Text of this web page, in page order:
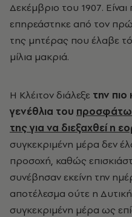
Δεκέμβριο του 1907. Είναι
επηρεάστηκε από τον
της μητέρας που έλαβε
μίλια μακριά.
Η Κλέιτον διάλεξε την πιο
γενέθλια του
της για να διεξαχθεί η
συγκεκριμένη μέρα δεν
προσοχή, καθώς
συνέβησαν εκείνη την
αποτέλεσμα ούτε η Δυτική
συγκεκριμένη μέρα ως